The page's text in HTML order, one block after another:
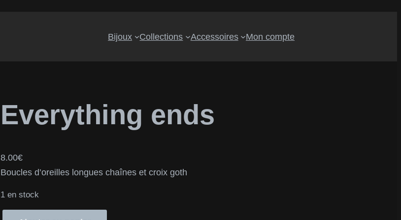
Bijoux Collections Accessoires Mon compte
Everything ends
8.00€
Boucles d’oreilles longues chaînes et croix goth
1 en stock